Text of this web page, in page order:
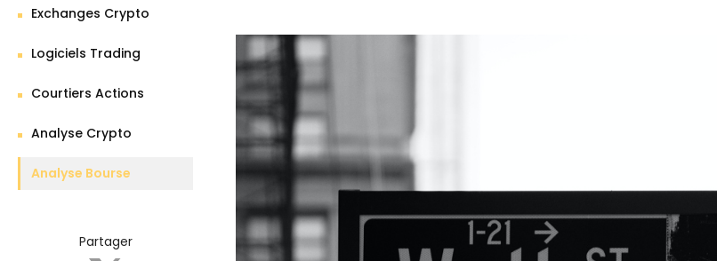
Exchanges Crypto
Logiciels Trading
Courtiers Actions
Analyse Crypto
Analyse Bourse
Partager